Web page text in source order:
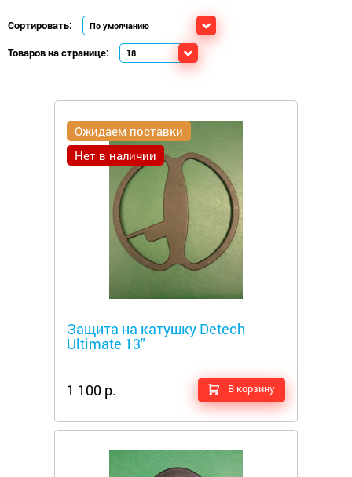
Сортировать:
Товаров на странице:
Ожидаем поставки
Нет в наличии
Защита на катушку Detech
Ultimate 13"
1 100 р. В корзину